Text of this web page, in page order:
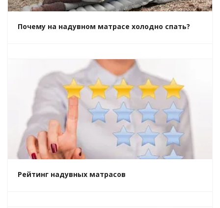
Почему на надувном матрасе холодно спать?
Рейтинг надувных матрасов